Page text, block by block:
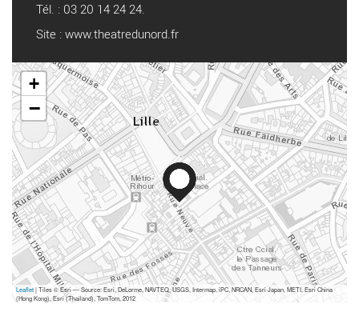
Tél. : 03 20 14 24 24.
Site : www.theatredunord.fr
+
−
Leaflet| Tiles © Esri — Source: Esri, DeLorme, NAVTEQ, USGS, Intermap, iPC, NRCAN, Esri Japan, METI, Esri China
(Hong Kong), Esri (Thailand), TomTom, 2012